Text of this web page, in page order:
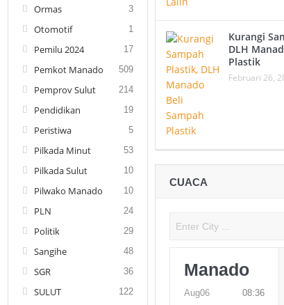
Ormas 3
Otomotif 1
Pemilu 2024 17
Pemkot Manado 509
Pemprov Sulut 214
Pendidikan 19
Peristiwa 5
Pilkada Minut 53
Pilkada Sulut 10
Pilwako Manado 10
PLN 24
Politik 29
Sangihe 48
SGR 36
SULUT 122
Kurangi
DLH
Plastik
Februari 26,
CUACA
Manado
Aug06 08:36